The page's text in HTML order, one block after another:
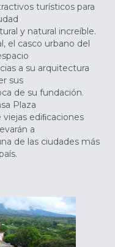
turísticos para
y natural increíble.
el casco urbano del
a su arquitectura
sus
de su fundación.
Plaza
ediﬁcaciones
a
de las ciudades más